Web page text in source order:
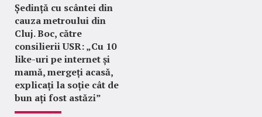
Ședință cu scântei din
cauza metroului din
Cluj. Boc, către
consilierii USR: „Cu 10
like-uri pe internet și
mamă, mergeți acasă,
explicați la soție cât de
bun ați fost astăzi”